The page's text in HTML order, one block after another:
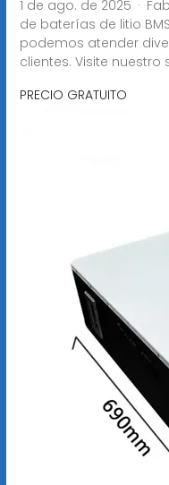
1 de ago. de 2025 ·
de baterías de litio
podemos atender
clientes. Visite nuestro
PRECIO GRATUITO